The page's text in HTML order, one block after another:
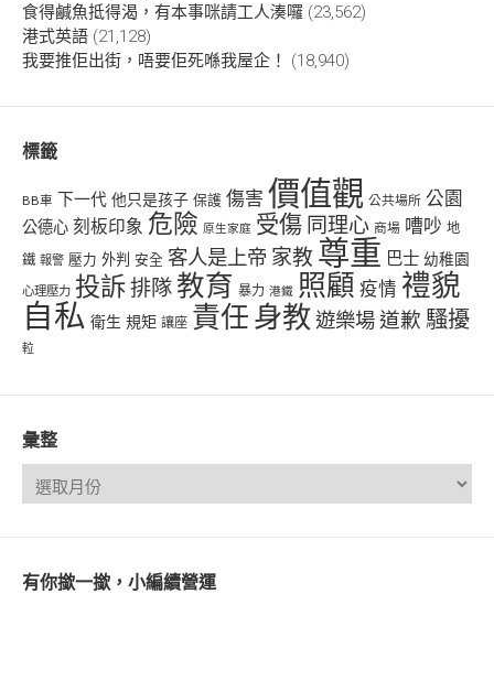
食得鹹魚抵得渴，有本事咪請工人湊囉 (23,562)
港式英語 (21,128)
我要推佢出街，唔要佢死喺我屋企！
(18,940)
標籤
BB車 下一代 他只是孩子 保護 傷害 價值觀 公共場所 公園
公德心 刻板印象 危險 原生家庭 受傷 同理心 商場 嘈吵 地
鐵 報警 壓力 外判 安全 客人是上帝 家教 尊重 巴士 幼稚園
心理壓力 投訴排隊 教育 暴力 港鐵 照顧 疫情 禮貌
自私 衛生 規矩 讓座 責任 身教遊樂場道歉 騷擾
𨋢
彙整
有你撳一撳，小編續營運